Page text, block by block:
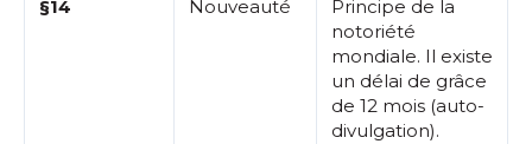
§14 Nouveauté
Principe de la
notoriété
mondiale. Il existe
un délai de grâce
de 12 mois (auto-
divulgation).